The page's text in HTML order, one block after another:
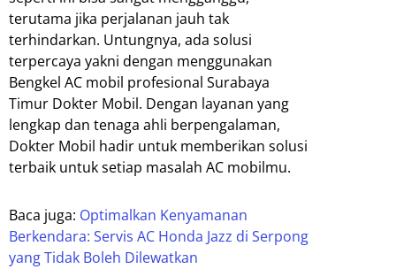
terutama jika perjalanan jauh tak
terhindarkan. Untungnya, ada solusi
terpercaya yakni dengan menggunakan
Bengkel AC mobil profesional Surabaya
Timur Dokter Mobil. Dengan layanan yang
lengkap dan tenaga ahli berpengalaman,
Dokter Mobil hadir untuk memberikan solusi
terbaik untuk setiap masalah AC mobilmu.
Baca juga: Optimalkan Kenyamanan
Berkendara: Servis AC Honda Jazz di Serpong
yang Tidak Boleh Dilewatkan